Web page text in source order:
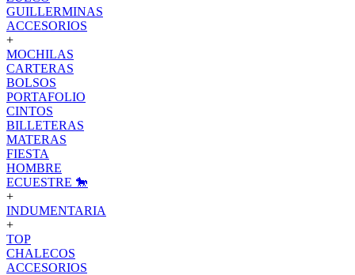
GUILLERMINAS
ACCESORIOS
+
MOCHILAS
CARTERAS
BOLSOS
PORTAFOLIO
CINTOS
BILLETERAS
MATERAS
FIESTA
HOMBRE
ECUESTRE 🐎
+
INDUMENTARIA
+
TOP
CHALECOS
ACCESORIOS